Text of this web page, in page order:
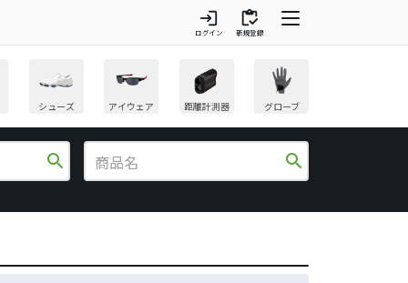
login
ログイン
inventory
新規登録
シューズ アイウェア 距離計測器 グローブ
search search